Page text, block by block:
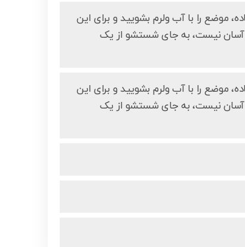
از استفاده، موضع را با آب ولرم بشویید و برای این
آسان نیست، به جای شستشو از یک
از استفاده، موضع را با آب ولرم بشویید و برای این
آسان نیست، به جای شستشو از یک